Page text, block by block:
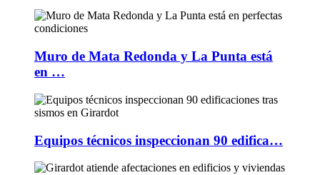
Muro de Mata Redonda y La Punta está
en …
Equipos técnicos inspeccionan 90 edifica…